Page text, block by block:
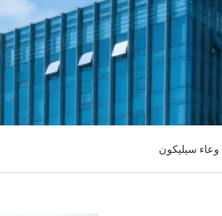
وعاء سيليكون